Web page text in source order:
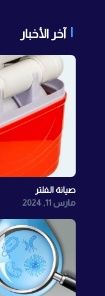
آخر الأخبار
صيانة الفلتر
مارس 11, 2024